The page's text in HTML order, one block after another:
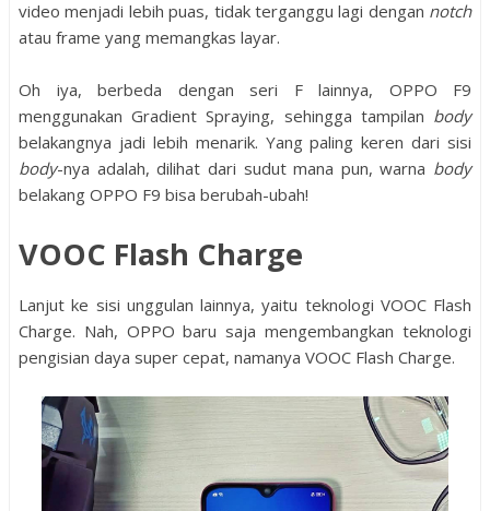
video menjadi lebih puas, tidak terganggu lagi dengan notch
atau frame yang memangkas layar.
Oh iya, berbeda dengan seri F lainnya, OPPO F9
menggunakan Gradient Spraying, sehingga tampilan body
belakangnya jadi lebih menarik. Yang paling keren dari sisi
body-nya adalah, dilihat dari sudut mana pun, warna body
belakang OPPO F9 bisa berubah-ubah!
VOOC Flash Charge
Lanjut ke sisi unggulan lainnya, yaitu teknologi VOOC Flash
Charge. Nah, OPPO baru saja mengembangkan teknologi
pengisian daya super cepat, namanya VOOC Flash Charge.